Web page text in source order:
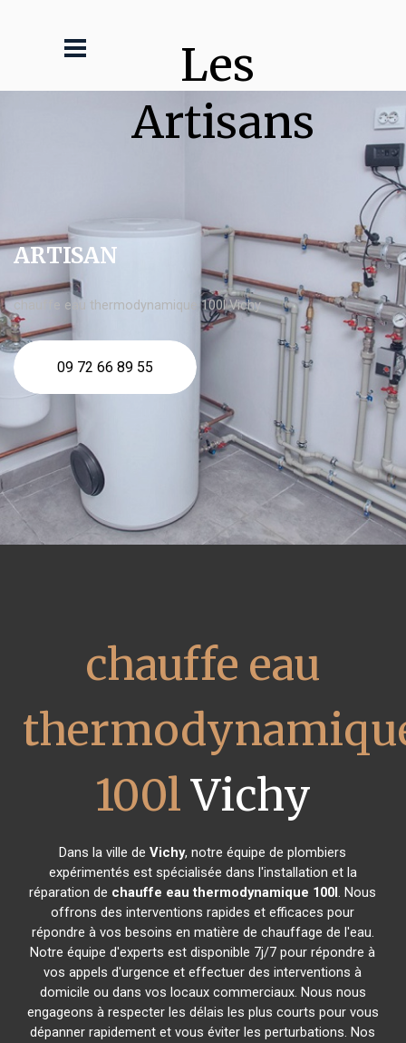
Les
Artisans
ARTISAN
chauffe eau thermodynamique 100l Vichy
09 72 66 89 55
chauffe eau
100lVichy
Dans la ville deVichy, notre équipe de plombiers
expérimentés est spécialisée dans l'installation et la
réparation de chauffe eau thermodynamique 100l. Nous
offrons des interventions rapides et efficaces pour
répondre à vos besoins en matière de chauffage de l'eau.
Notre équipe d'experts est disponible 7j/7 pour répondre à
vos appels d'urgence et effectuer des interventions à
domicile ou dans vos locaux commerciaux. Nous nous
engageons à respecter les délais les plus courts pour vous
dépanner rapidement et vous éviter les perturbations. Nos